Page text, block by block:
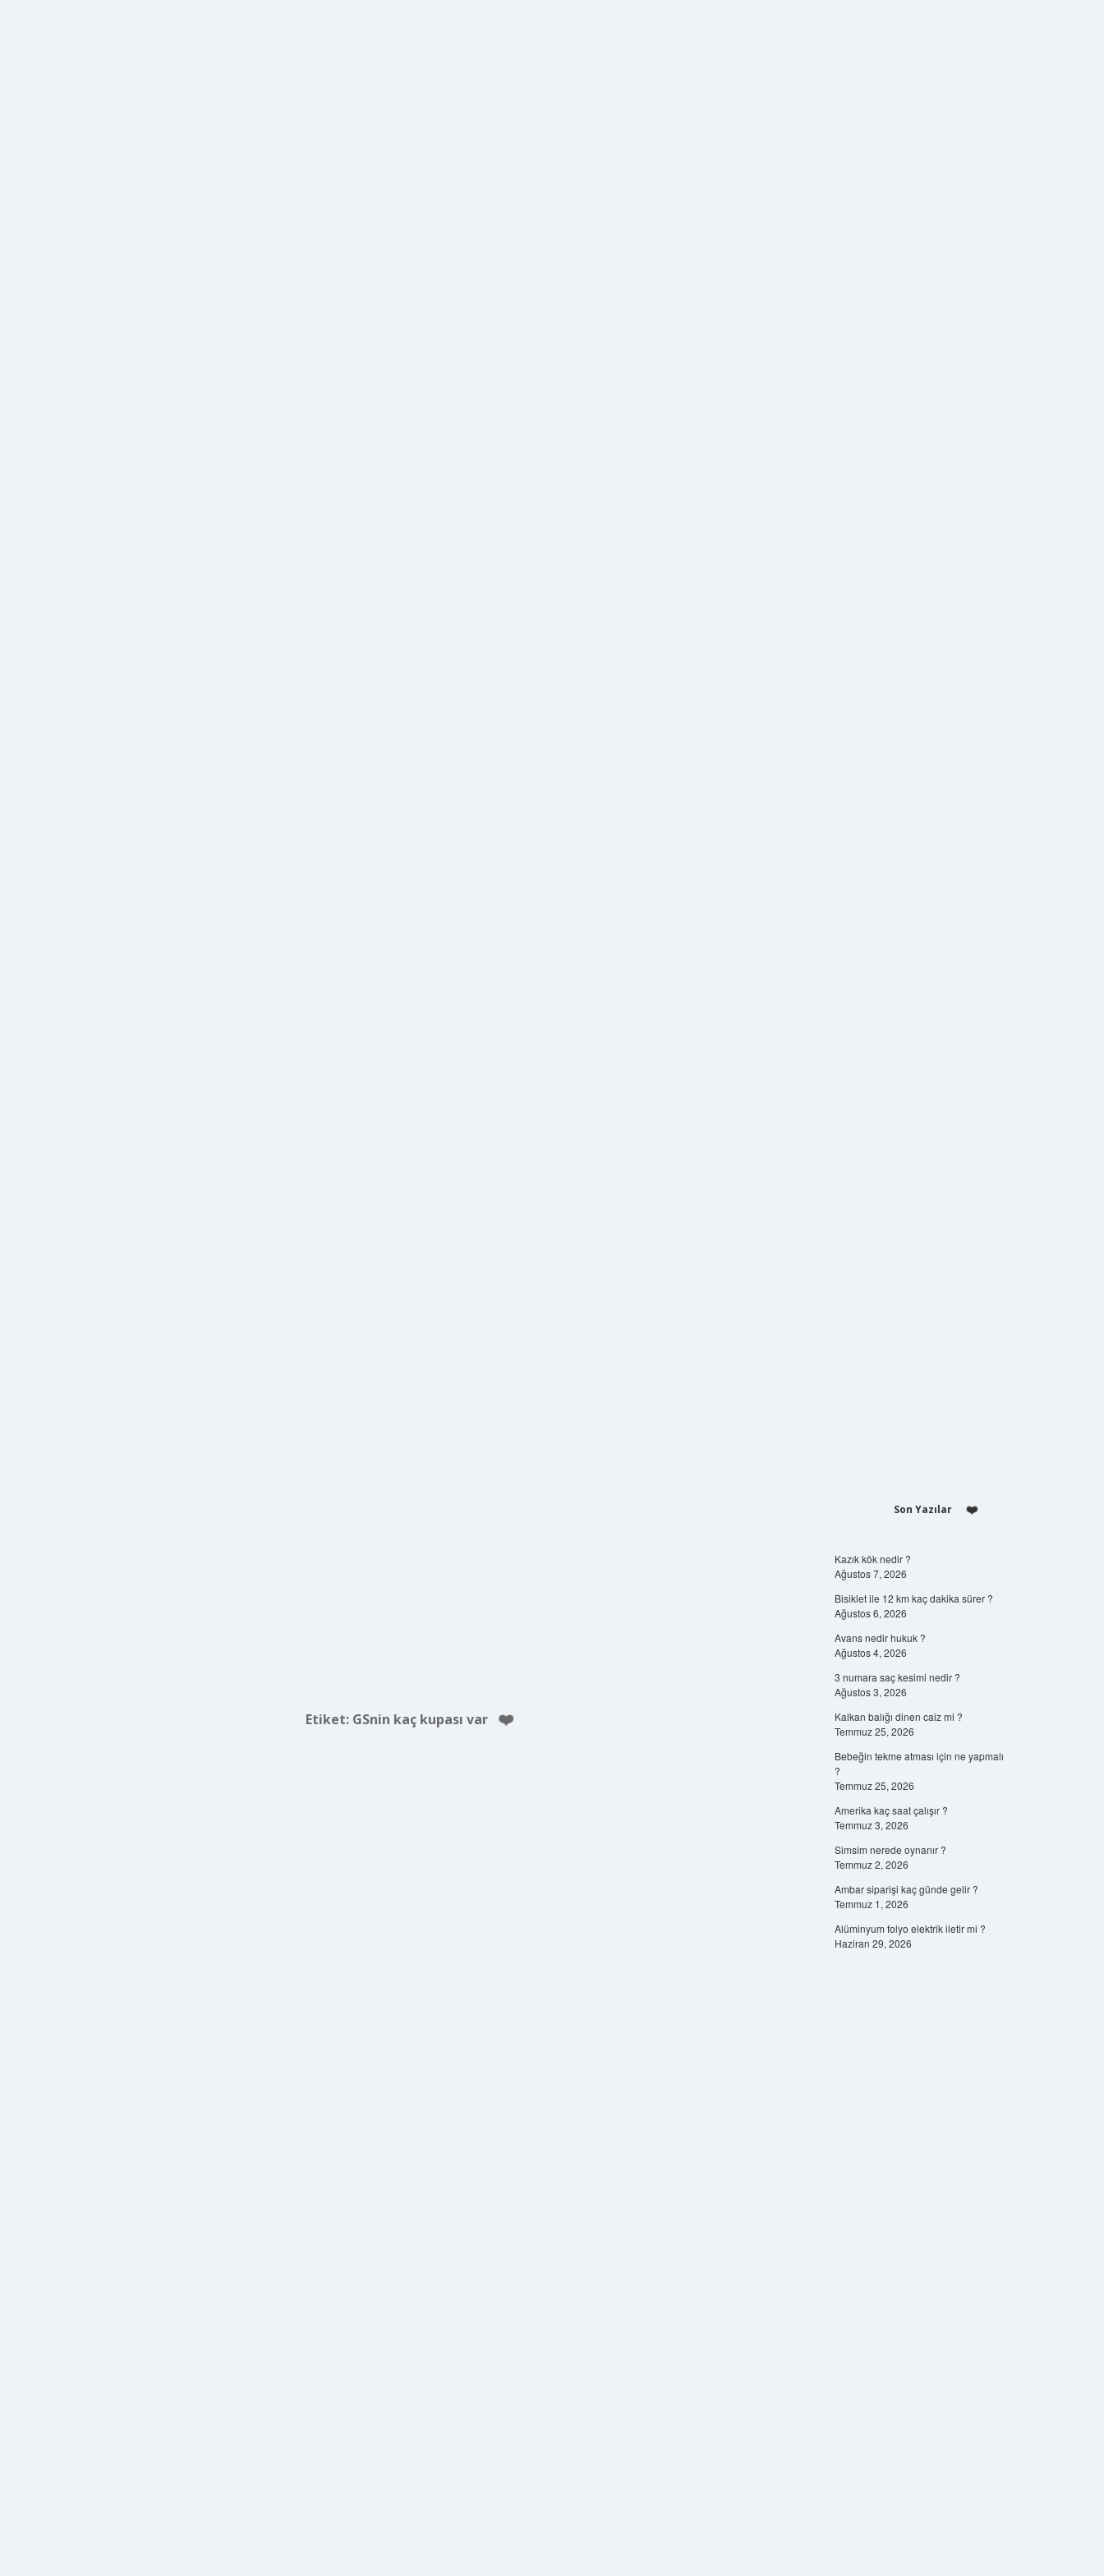
Etiket: GSnin kaç kupası var
Son Yazılar
Kazık kök nedir ?
Ağustos 7, 2026
Bisiklet ile 12 km kaç dakika sürer ?
Ağustos 6, 2026
Avans nedir hukuk ?
Ağustos 4, 2026
3 numara saç kesimi nedir ?
Ağustos 3, 2026
Kalkan balığı dinen caiz mi ?
Temmuz 25, 2026
Bebeğin tekme atması için ne yapmalı
?
Temmuz 25, 2026
Amerika kaç saat çalışır ?
Temmuz 3, 2026
Simsim nerede oynanır ?
Temmuz 2, 2026
Ambar siparişi kaç günde gelir ?
Temmuz 1, 2026
Alüminyum folyo elektrik iletir mi ?
Haziran 29, 2026